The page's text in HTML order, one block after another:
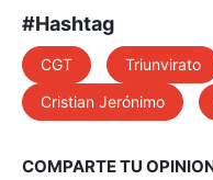
#Hashtag
CGT Triunvirato
Cristian Jerónimo
COMPARTE TU